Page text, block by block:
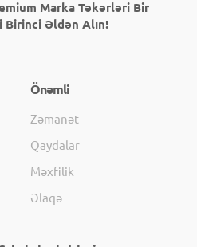
Marka Təkərləri Bir
Birinci Əldən Alın!
Önəmli
Zəmanət
Qaydalar
Məxfilik
Əlaqə